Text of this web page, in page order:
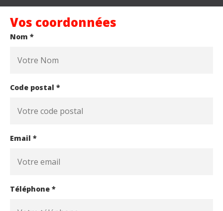
Vos coordonnées
Nom *
Code postal *
Email *
Téléphone *